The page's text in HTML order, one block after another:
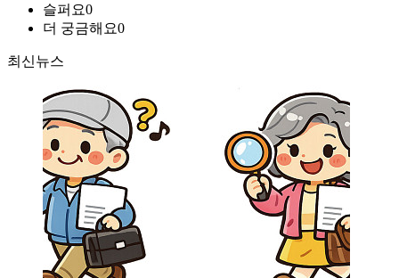
슬퍼요0
더 궁금해요0
최신뉴스